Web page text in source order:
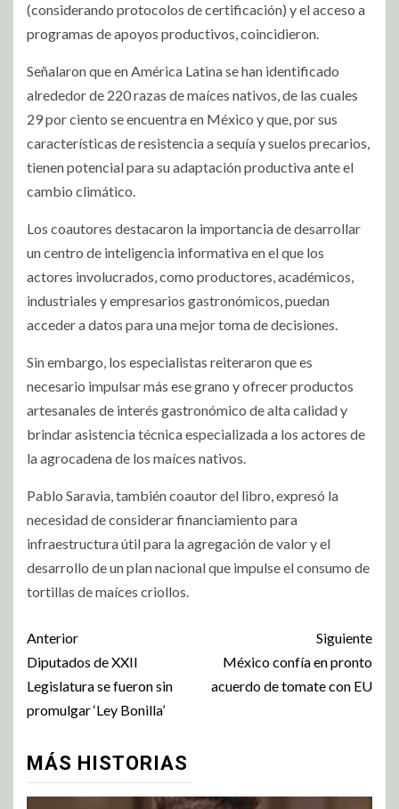
(considerando protocolos de certificación) y el acceso a
programas de apoyos productivos, coincidieron.
Señalaron que en América Latina se han identificado
alrededor de 220 razas de maíces nativos, de las cuales
29 por ciento se encuentra en México y que, por sus
características de resistencia a sequía y suelos precarios,
tienen potencial para su adaptación productiva ante el
cambio climático.
Los coautores destacaron la importancia de desarrollar
un centro de inteligencia informativa en el que los
actores involucrados, como productores, académicos,
industriales y empresarios gastronómicos, puedan
acceder a datos para una mejor toma de decisiones.
Sin embargo, los especialistas reiteraron que es
necesario impulsar más ese grano y ofrecer productos
artesanales de interés gastronómico de alta calidad y
brindar asistencia técnica especializada a los actores de
la agrocadena de los maíces nativos.
Pablo Saravia, también coautor del libro, expresó la
necesidad de considerar financiamiento para
infraestructura útil para la agregación de valor y el
desarrollo de un plan nacional que impulse el consumo de
tortillas de maíces criollos.
Anterior
Diputados de XXII
Legislatura se fueron sin
promulgar ‘Ley Bonilla’
Siguiente
México confía en pronto
acuerdo de tomate con EU
MÁS HISTORIAS